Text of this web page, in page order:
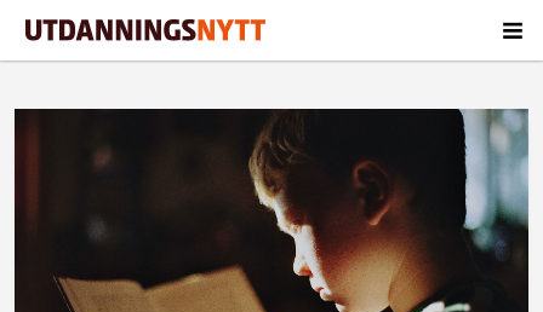
Tag:
egil
furevikstrand